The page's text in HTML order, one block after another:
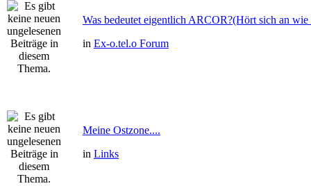
Was bedeutet eigentlich ARCOR?(Hört sich an
in Ex-o.tel.o Forum
Meine Ostzone....
in Links